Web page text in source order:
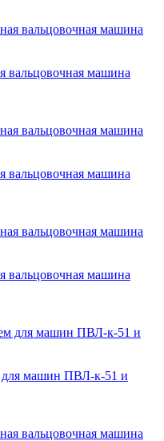
вальцовочная машина
вальцовочная машина
вальцовочная машина
для машин ПВЛ-к-51 и